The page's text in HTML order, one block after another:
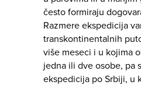
često formiraju
Razmere ekspedicija
transkontinentalnih
više meseci i u kojima
jedna ili dve osobe, pa
ekspedicija po Srbiji, u